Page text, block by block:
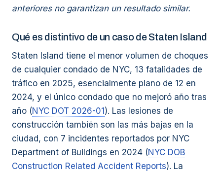
anteriores no garantizan un resultado similar.
Qué es distintivo de un caso de Staten Island
Staten Island tiene el menor volumen de choques
de cualquier condado de NYC, 13 fatalidades de
tráfico en 2025, esencialmente plano de 12 en
2024, y el único condado que no mejoró año tras
año (NYC DOT 2026-01 ). Las lesiones de
construcción también son las más bajas en la
ciudad, con 7 incidentes reportados por NYC
Department of Buildings en 2024 (NYC DOB
Construction Related Accident Reports). La